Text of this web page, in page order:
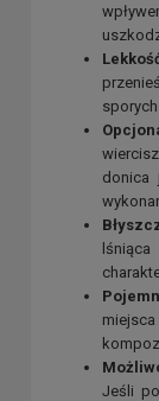
donica
Jeśli